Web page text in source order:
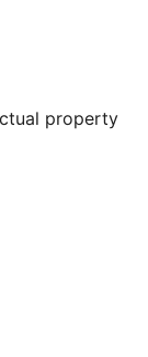
property